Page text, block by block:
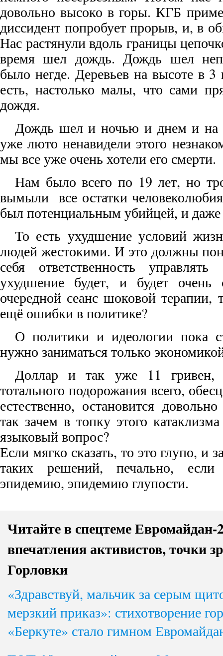
довольно высоко в горы. КГБ
диссидент попробует прорыв, и, в
Нас растянули вдоль границы
время шел дождь. Дождь шел
было негде. Деревьев на высоте в
есть, настолько малы, что сами
дождя.
Дождь шел и ночью и днем и на
уже люто ненавидели этого
мы все уже очень хотели его смерти.
Нам было всего по 19 лет, но
вымыли все остатки
был потенциальным убийцей, и даже
То есть ухудшение условий
людей жестокими. И это должны
себя ответственность
ухудшение будет, и будет
очередной сеанс шоковой терапии,
ещё ошибки в политике?
О политики и идеологии пока
нужно заниматься только
Доллар и так уже 11 гривен,
тотального подорожания всего,
естественно, остановится
так зачем в топку этого
языковый вопрос?
Если мягко сказать, то это глупо, и
таких решений, печально,
эпидемию, эпидемию глупости.
Читайте в спецтемеЕвромайдан-
впечатления активистов, точки
Горловки
«Здравствуй, мальчик за серым
мерзкий приказ»: стихотворение
«Беркуте» стало гимном